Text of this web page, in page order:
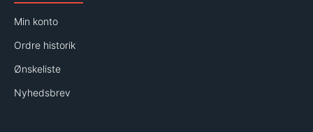
Min konto
Ordre historik
Ønskeliste
Nyhedsbrev